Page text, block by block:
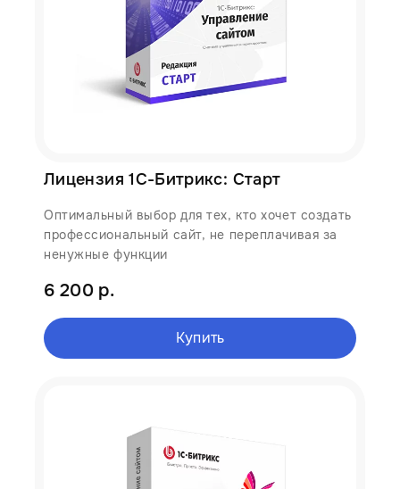
Лицензия 1С-Битрикс: Старт
Оптимальный выбор для тех, кто хочет создать
профессиональный сайт, не переплачивая за
ненужные функции
6 200 р.
Купить